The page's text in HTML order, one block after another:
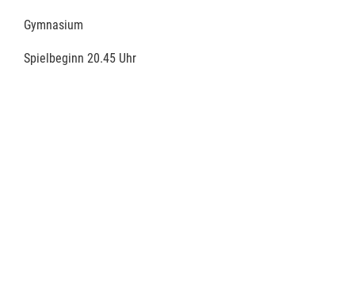
Gymnasium
Spielbeginn 20.45 Uhr